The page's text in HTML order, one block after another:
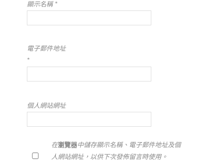
顯示名稱 *
電子郵件地址
*
個人網站網址
在瀏覽器中儲存顯示名稱、電子郵件地址及個
人網站網址，以供下次發佈留言時使用。